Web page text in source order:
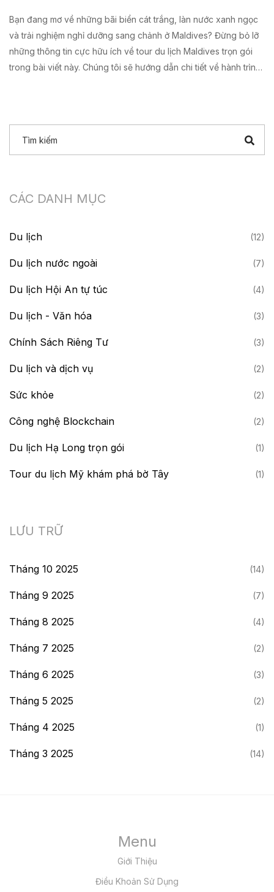
Bạn đang mơ về những bãi biển cát trắng, làn nước xanh ngọc
và trải nghiệm nghỉ dưỡng sang chảnh ở Maldives? Đừng bỏ lỡ
những thông tin cực hữu ích về tour du lịch Maldives trọn gói
trong bài viết này. Chúng tôi sẽ hướng dẫn chi tiết về hành trình,
CÁC DANH MỤC
Du lịch (12)
Du lịch nước ngoài (7)
Du lịch Hội An tự túc (4)
Du lịch - Văn hóa (3)
Chính Sách Riêng Tư (3)
Du lịch và dịch vụ (2)
Sức khỏe (2)
Công nghệ Blockchain (2)
Du lịch Hạ Long trọn gói (1)
Tour du lịch Mỹ khám phá bờ Tây (1)
LƯU TRỮ
Tháng 10 2025 (14)
Tháng 9 2025 (7)
Tháng 8 2025 (4)
Tháng 7 2025 (2)
Tháng 6 2025 (3)
Tháng 5 2025 (2)
Tháng 4 2025 (1)
Tháng 3 2025 (14)
Menu
Giới Thiệu
Điều Khoản Sử Dụng